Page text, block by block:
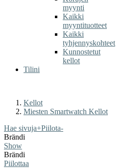
myynti
Kaikki
myyntituotteet
Kaikki
tyhjennyskohteet
Kunnostetut
kellot
Tilini
Kellot
Miesten Smartwatch Kellot
Hae sivuja+Piilota-
Brändi
Show
Brändi
Piilottaa